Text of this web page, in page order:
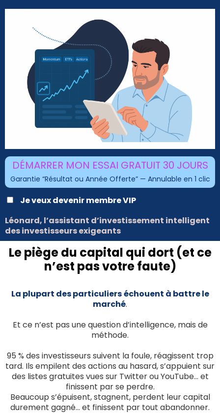
DÉMARRER MON ESSAI GRATUIT 30 JOURS
Garantie “Résultat ou Année Offerte” — Annulable en 1 clic
Je veux devenir membre VIP
Léonard, l’assistant d’investissement intelligent
des investisseurs exigeants
Le piège du capital qui dort (et ce
n’est pas votre faute)
La plupart des particulierséchouent à battre le
marché.
Et ce n’est pas une question d’intelligence, mais de
méthode.
95 % des investisseurs suivent la foule, réagissent trop
tard. Ils empilent des actions au hasard, s’appuient sur
des listes gratuites vues sur Twitter ou YouTube… et
finissent par se perdre.
Beaucoup s’épuisent, stagnent, perdent leur capital
durement gagné… et finissent par tout abandonner.